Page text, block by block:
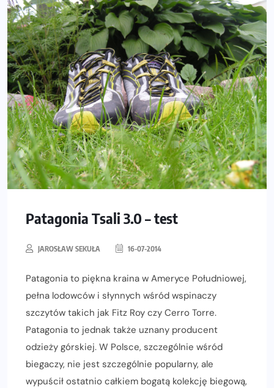
Patagonia Tsali 3.0 – test
JAROSŁAW SEKUŁA 16-07-2014
Patagonia to piękna kraina w Ameryce Południowej,
pełna lodowców i słynnych wśród wspinaczy
szczytów takich jak Fitz Roy czy Cerro Torre.
Patagonia to jednak także uznany producent
odzieży górskiej. W Polsce, szczególnie wśród
biegaczy, nie jest szczególnie popularny, ale
wypuścił ostatnio całkiem bogatą kolekcję biegową,